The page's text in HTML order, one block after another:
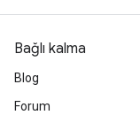
Bağlı kalma
Blog
Forum